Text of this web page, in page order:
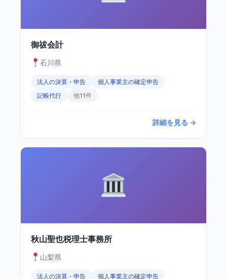
御祓会計
石川県
法人の決算・申告
個人事業主の確定申告
記帳代行
他11件
詳細を見る →
秋山聖也税理士事務所
山梨県
法人の決算・申告 個人事業主の確定申告